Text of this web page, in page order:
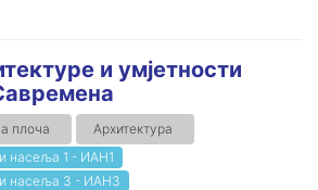
и умјетности
плоча
Архитектура
и насеља 1 - ИАН1
и насеља 3 - ИАН3